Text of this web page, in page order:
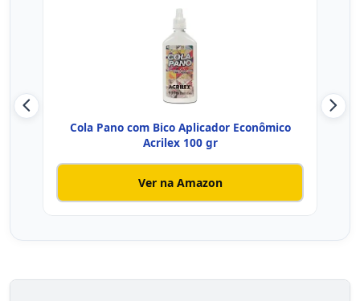
Cola Pano com Bico Aplicador Econômico
Acrilex 100 gr
Ver na Amazon